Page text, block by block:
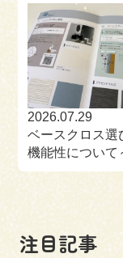
2026.07.29
ベースクロス選
機能性について
注目記事